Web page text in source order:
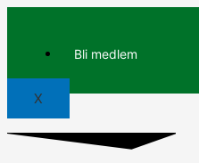
Hoppa
innehåll
Bli medlem
X